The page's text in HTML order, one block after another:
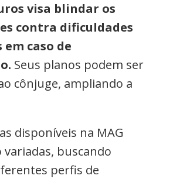
visa blindar os
contra dificuldades
caso de
Seus planos podem ser
cônjuge, ampliando a
disponíveis na MAG
variadas, buscando
perfis de